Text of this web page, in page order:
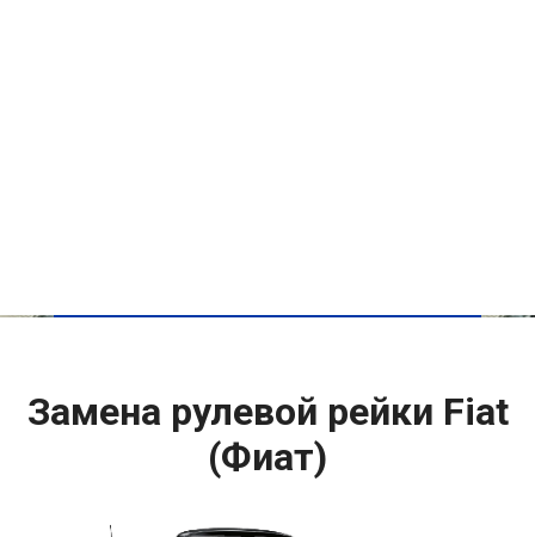
Замена рулевой рейки Fiat
(Фиат)